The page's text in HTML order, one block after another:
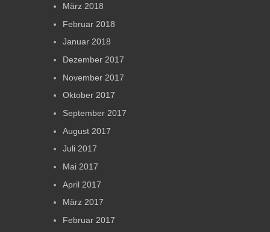
März 2018
Februar 2018
Januar 2018
Dezember 2017
November 2017
Oktober 2017
September 2017
August 2017
Juli 2017
Mai 2017
April 2017
März 2017
Februar 2017